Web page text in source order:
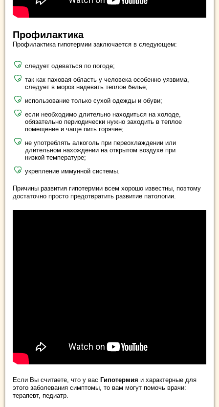
Профилактика
Профилактика гипотермии заключается в следующем:
следует одеваться по погоде;
так как паховая область у человека особенно уязвима,
следует в мороз надевать теплое белье;
использование только сухой одежды и обуви;
если необходимо длительно находиться на холоде,
обязательно периодически нужно заходить в теплое
помещение и чаще пить горячее;
не употреблять алкоголь при переохлаждении или
длительном нахождении на открытом воздухе при
низкой температуре;
укрепление иммунной системы.
Причины развития гипотермии всем хорошо известны, поэтому
достаточно просто предотвратить развитие патологии.
Если Вы считаете, что у вас Гипотермия и характерные для
этого заболевания симптомы, то вам могут помочь врачи:
терапевт, педиатр.